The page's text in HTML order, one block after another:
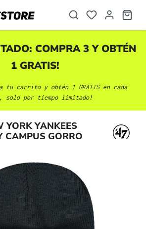
COMPRA 3 Y OBTÉN
1 GRATIS!
tu carrito y obtén 1 GRATIS en cada
solo por tiempo limitado!
YORK YANKEES
CAMPUS GORRO